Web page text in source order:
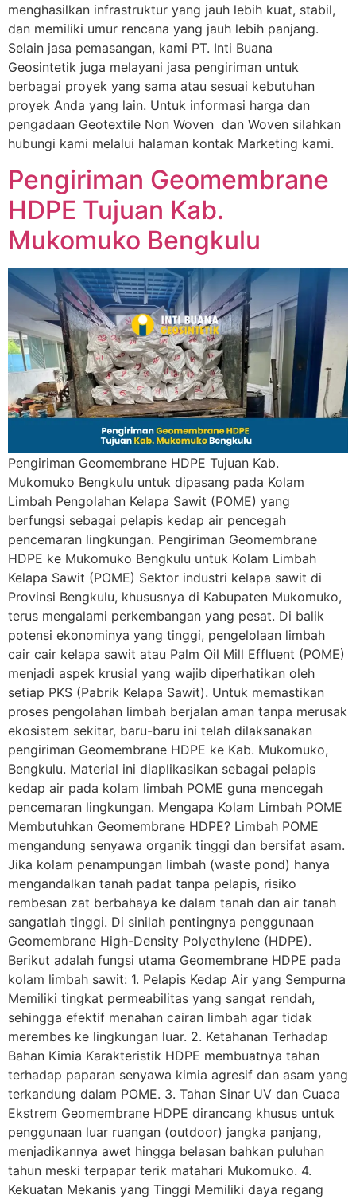
menghasilkan infrastruktur yang jauh lebih kuat, stabil,
dan memiliki umur rencana yang jauh lebih panjang.
Selain jasa pemasangan, kami PT. Inti Buana
Geosintetik juga melayani jasa pengiriman untuk
berbagai proyek yang sama atau sesuai kebutuhan
proyek Anda yang lain. Untuk informasi harga dan
pengadaan Geotextile Non Woven dan Woven silahkan
hubungi kami melalui halaman kontak Marketing kami.
Pengiriman Geomembrane
HDPE Tujuan Kab.
Mukomuko Bengkulu
Pengiriman Geomembrane HDPE Tujuan Kab.
Mukomuko Bengkulu untuk dipasang pada Kolam
Limbah Pengolahan Kelapa Sawit (POME) yang
berfungsi sebagai pelapis kedap air pencegah
pencemaran lingkungan. Pengiriman Geomembrane
HDPE ke Mukomuko Bengkulu untuk Kolam Limbah
Kelapa Sawit (POME) Sektor industri kelapa sawit di
Provinsi Bengkulu, khususnya di Kabupaten Mukomuko,
terus mengalami perkembangan yang pesat. Di balik
potensi ekonominya yang tinggi, pengelolaan limbah
cair cair kelapa sawit atau Palm Oil Mill Effluent (POME)
menjadi aspek krusial yang wajib diperhatikan oleh
setiap PKS (Pabrik Kelapa Sawit). Untuk memastikan
proses pengolahan limbah berjalan aman tanpa merusak
ekosistem sekitar, baru-baru ini telah dilaksanakan
pengiriman Geomembrane HDPE ke Kab. Mukomuko,
Bengkulu. Material ini diaplikasikan sebagai pelapis
kedap air pada kolam limbah POME guna mencegah
pencemaran lingkungan. Mengapa Kolam Limbah POME
Membutuhkan Geomembrane HDPE? Limbah POME
mengandung senyawa organik tinggi dan bersifat asam.
Jika kolam penampungan limbah (waste pond) hanya
mengandalkan tanah padat tanpa pelapis, risiko
rembesan zat berbahaya ke dalam tanah dan air tanah
sangatlah tinggi. Di sinilah pentingnya penggunaan
Geomembrane High-Density Polyethylene (HDPE).
Berikut adalah fungsi utama Geomembrane HDPE pada
kolam limbah sawit: 1. Pelapis Kedap Air yang Sempurna
Memiliki tingkat permeabilitas yang sangat rendah,
sehingga efektif menahan cairan limbah agar tidak
merembes ke lingkungan luar. 2. Ketahanan Terhadap
Bahan Kimia Karakteristik HDPE membuatnya tahan
terhadap paparan senyawa kimia agresif dan asam yang
terkandung dalam POME. 3. Tahan Sinar UV dan Cuaca
Ekstrem Geomembrane HDPE dirancang khusus untuk
penggunaan luar ruangan (outdoor) jangka panjang,
menjadikannya awet hingga belasan bahkan puluhan
tahun meski terpapar terik matahari Mukomuko. 4.
Kekuatan Mekanis yang Tinggi Memiliki daya regang